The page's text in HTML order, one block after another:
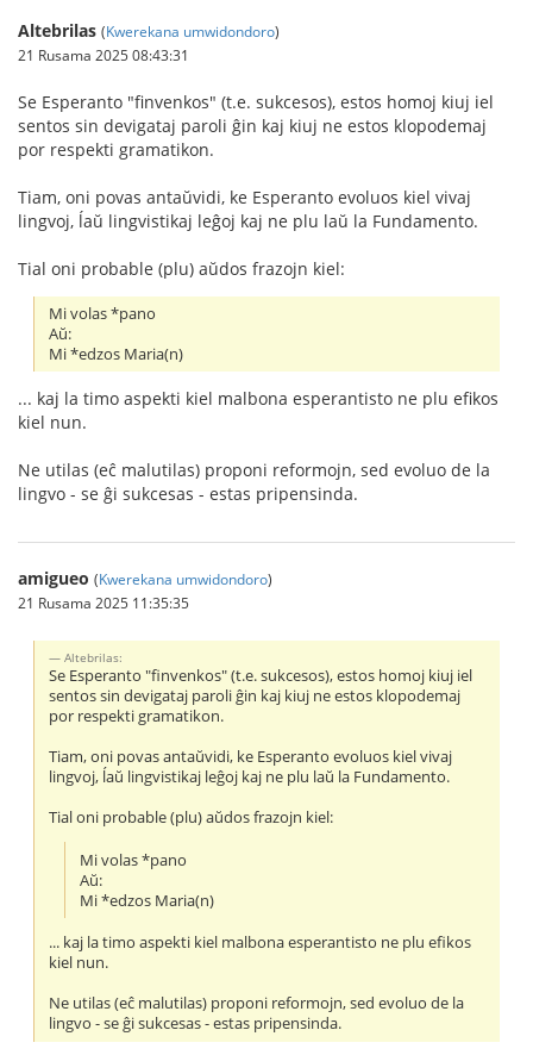
Altebrilas (Kwerekana umwidondoro)
21 Rusama 2025 08:43:31
Se Esperanto "finvenkos" (t.e. sukcesos), estos homoj kiuj iel
sentos sin devigataj paroli ĝin kaj kiuj ne estos klopodemaj
por respekti gramatikon.
Tiam, oni povas antaŭvidi, ke Esperanto evoluos kiel vivaj
lingvoj, ĺaŭ lingvistikaj leĝoj kaj ne plu laŭ la Fundamento.
Tial oni probable (plu) aŭdos frazojn kiel:
Mi volas *pano
Aŭ:
Mi *edzos Maria(n)
... kaj la timo aspekti kiel malbona esperantisto ne plu efikos
kiel nun.
Ne utilas (eĉ malutilas) proponi reformojn, sed evoluo de la
lingvo - se ĝi sukcesas - estas pripensinda.
amigueo (Kwerekana umwidondoro)
21 Rusama 2025 11:35:35
Altebrilas:
Se Esperanto "finvenkos" (t.e. sukcesos), estos homoj kiuj iel
sentos sin devigataj paroli ĝin kaj kiuj ne estos klopodemaj
por respekti gramatikon.
Tiam, oni povas antaŭvidi, ke Esperanto evoluos kiel vivaj
lingvoj, ĺaŭ lingvistikaj leĝoj kaj ne plu laŭ la Fundamento.
Tial oni probable (plu) aŭdos frazojn kiel:
Mi volas *pano
Aŭ:
Mi *edzos Maria(n)
... kaj la timo aspekti kiel malbona esperantisto ne plu efikos
kiel nun.
Ne utilas (eĉ malutilas) proponi reformojn, sed evoluo de la
lingvo - se ĝi sukcesas - estas pripensinda.